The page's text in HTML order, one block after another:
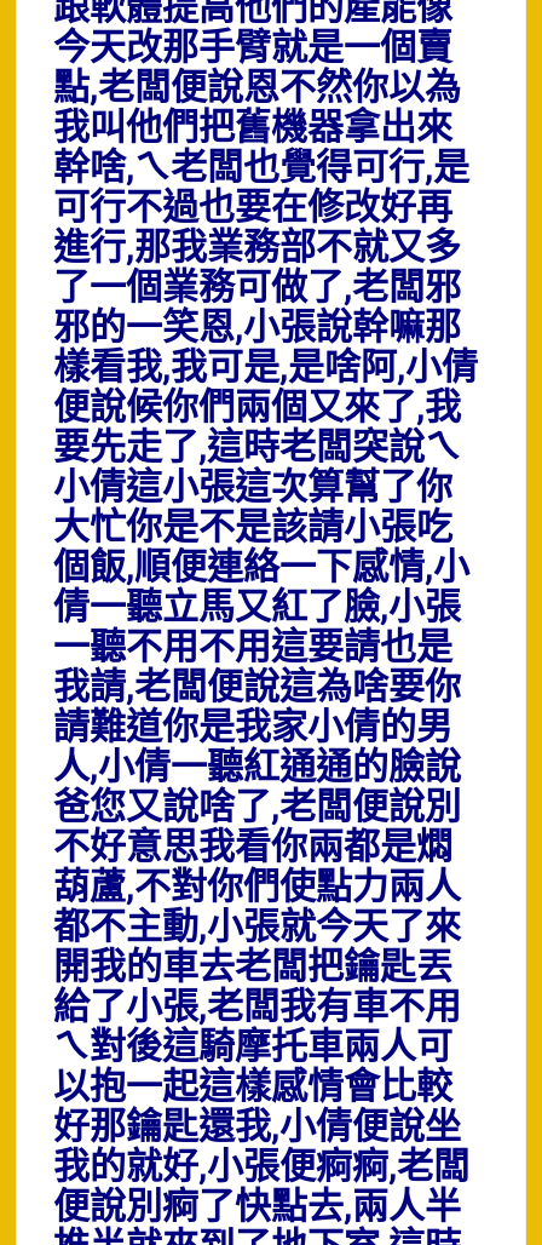
今天改那手臂就是一個賣
點,老闆便說恩不然你以為
我叫他們把舊機器拿出來
幹啥,ㄟ老闆也覺得可行,是
可行不過也要在修改好再
進行,那我業務部不就又多
了一個業務可做了,老闆邪
邪的一笑恩,小張說幹嘛那
樣看我,我可是,是啥阿,小倩
便說候你們兩個又來了,我
要先走了,這時老闆突說ㄟ
小倩這小張這次算幫了你
大忙你是不是該請小張吃
個飯,順便連絡一下感情,小
倩一聽立馬又紅了臉,小張
一聽不用不用這要請也是
我請,老闆便說這為啥要你
請難道你是我家小倩的男
人,小倩一聽紅通通的臉說
爸您又說啥了,老闆便說別
不好意思我看你兩都是燜
葫蘆,不對你們使點力兩人
都不主動,小張就今天了來
開我的車去老闆把鑰匙丟
給了小張,老闆我有車不用
ㄟ對後這騎摩托車兩人可
以抱一起這樣感情會比較
好那鑰匙還我,小倩便說坐
我的就好,小張便痾痾,老闆
便說別痾了快點去,兩人半